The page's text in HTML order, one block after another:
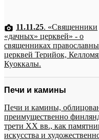
11.11.25. «Священники
«дачных» церквей» - о
священниках
церквей Терийок,
Куоккалы.
Печи и камины
Печи и камины,
преимущественно
трети XX вв., как
искусства и